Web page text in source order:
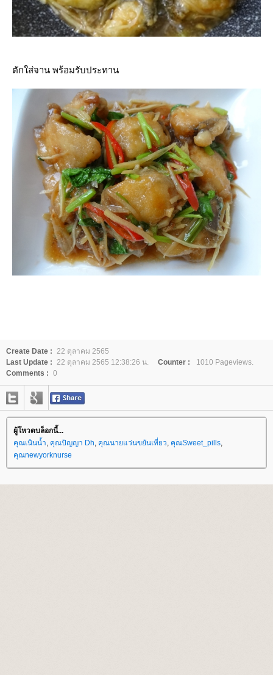
ตักใส่จาน พร้อมรับประทาน
Create Date : 22 ตุลาคม 2565
Last Update : 22 ตุลาคม 2565 12:38:26 น. Counter :
1010 Pageviews.
Comments : 0
ผู้โหวตบล็อกนี้...
คุณเนินน้ำ, คุณปัญญา Dh, คุณนายแว่นขยันเที่ยว, คุณSweet_pills,
คุณnewyorknurse